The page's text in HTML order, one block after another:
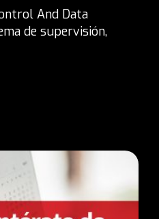
And Data
de supervisión,